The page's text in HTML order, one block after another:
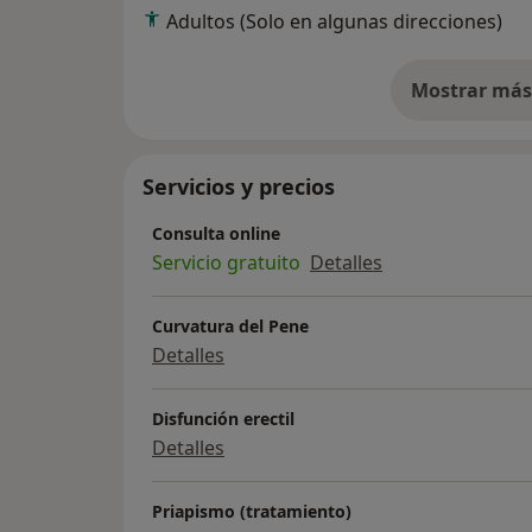
Ondas de choque para disfunción eréctil y
Aneyaculación,
Trastornos de Orgasmo masculino.
Enf. de La Peyronie.
Adultos (Solo en algunas direcciones)
Mostrar
Servicios y precios
Consulta online
Servicio gratuito Detalles
Curvatura del Pene
Detalles
Disfunción erectil
Detalles
Priapismo (tratamiento)